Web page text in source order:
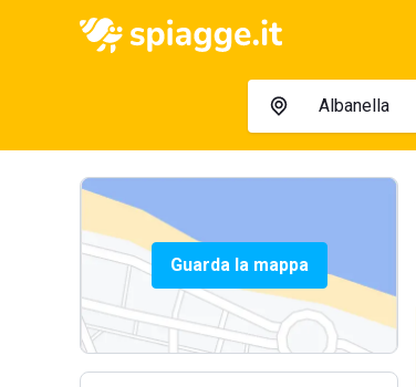
Guarda la mappa